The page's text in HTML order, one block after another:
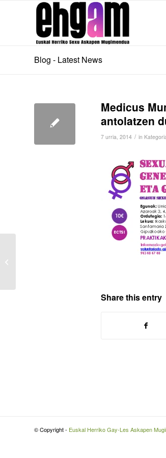
Blog - Latest News
Medicus
antolatzen
7 urria, 2014 / in
Share this entry
© Copyright - Euskal Herriko Gay-Les Askapen